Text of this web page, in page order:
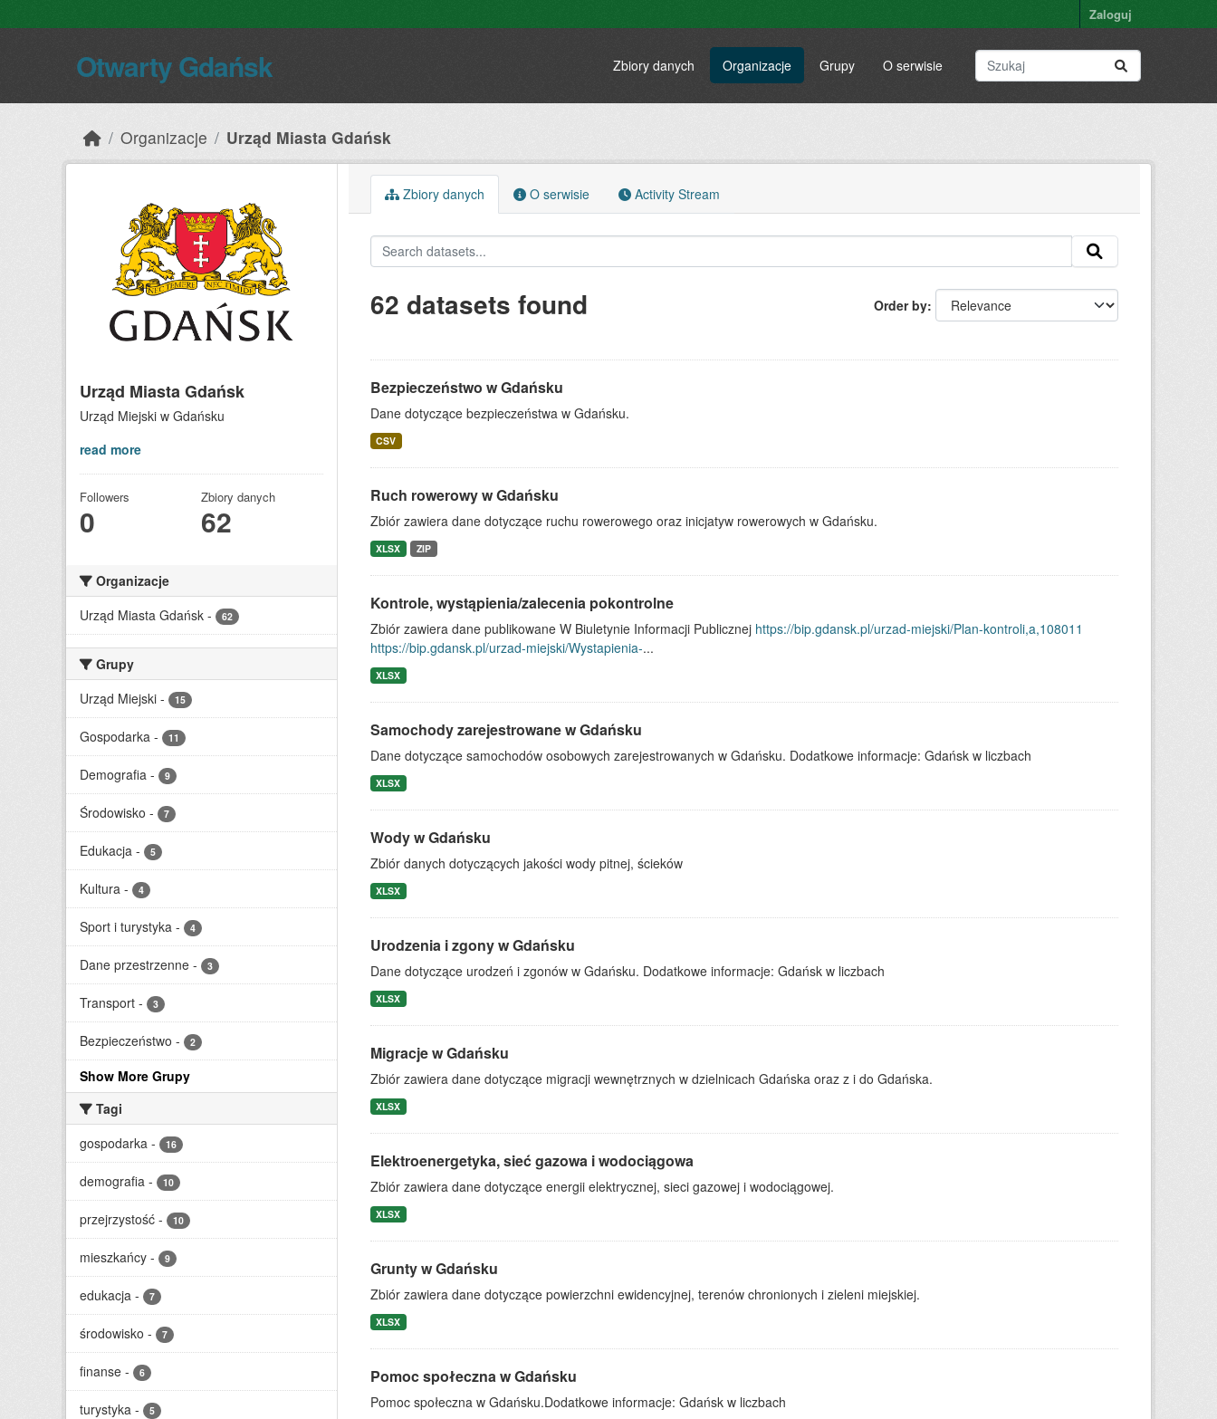
Zaloguj
Otwarty Gdańsk Zbiory danych Organizacje Grupy O serwisie
Organizacje Urząd Miasta Gdańsk
Urząd Miasta Gdańsk
Urząd Miejski w Gdańsku
read more
Followers
0
Zbiory danych
62
Organizacje
Urząd Miasta Gdańsk - 62
Grupy
Urząd Miejski - 15
Gospodarka - 11
Demografia - 9
Środowisko - 7
Edukacja - 5
Kultura - 4
Sport i turystyka - 4
Dane przestrzenne - 3
Transport - 3
Bezpieczeństwo - 2
Show More Grupy
Tagi
gospodarka - 16
demografia - 10
przejrzystość - 10
mieszkańcy - 9
edukacja - 7
środowisko - 7
finanse - 6
turystyka - 5
Zbiory danych O serwisie Activity Stream
Order by
62 datasets found
Bezpieczeństwo w Gdańsku
Dane dotyczące bezpieczeństwa w Gdańsku.
CSV
Ruch rowerowy w Gdańsku
Zbiór zawiera dane dotyczące ruchu rowerowego oraz inicjatyw rowerowych w Gdańsku.
XLSX ZIP
Kontrole, wystąpienia/zalecenia pokontrolne
Zbiór zawiera dane publikowane W Biuletynie Informacji Publicznej https://bip.gdansk.pl/urzad-miejski/Plan-kontroli,a,108011
https://bip.gdansk.pl/urzad-miejski/Wystapienia-...
XLSX
Samochody zarejestrowane w Gdańsku
Dane dotyczące samochodów osobowych zarejestrowanych w Gdańsku. Dodatkowe informacje: Gdańsk w liczbach
XLSX
Wody w Gdańsku
Zbiór danych dotyczących jakości wody pitnej, ścieków
XLSX
Urodzenia i zgony w Gdańsku
Dane dotyczące urodzeń i zgonów w Gdańsku. Dodatkowe informacje: Gdańsk w liczbach
XLSX
Migracje w Gdańsku
Zbiór zawiera dane dotyczące migracji wewnętrznych w dzielnicach Gdańska oraz z i do Gdańska.
XLSX
Elektroenergetyka, sieć gazowa i wodociągowa
Zbiór zawiera dane dotyczące energii elektrycznej, sieci gazowej i wodociągowej.
XLSX
Grunty w Gdańsku
Zbiór zawiera dane dotyczące powierzchni ewidencyjnej, terenów chronionych i zieleni miejskiej.
XLSX
Pomoc społeczna w Gdańsku
Pomoc społeczna w Gdańsku.Dodatkowe informacje: Gdańsk w liczbach